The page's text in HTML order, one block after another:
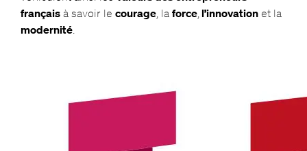
françaisà savoir le courage, la force,l’innovationet la
modernité.